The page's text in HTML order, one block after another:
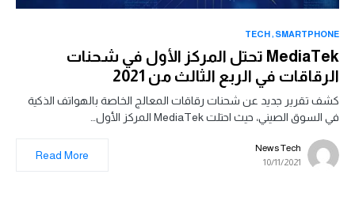
SMARTPHONE
TECH
MediaTek تحتل المركز الأول في شحنات
الرقاقات في الربع الثالث من 2021
كشف تقرير جديد عن شحنات رقاقات المعالج الخاصة بالهواتف الذكية
في السوق الصيني، حيث احتلت MediaTek المركز الأول…
News Tech
10/11/2021
Read More